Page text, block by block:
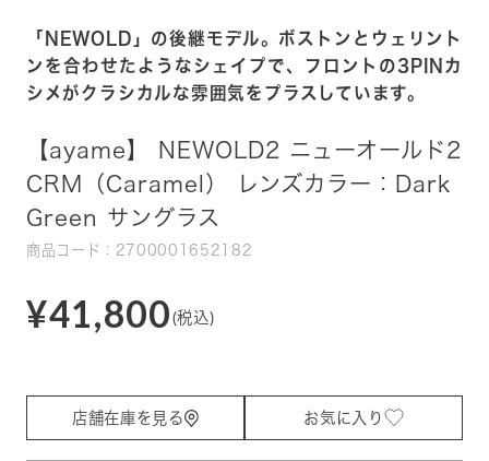
「NEWOLD」の後継モデル。ボストンとウェリント
ンを合わせたようなシェイプで、フロントの3PINカ
シメがクラシカルな雰囲気をプラスしています。
【ayame】 NEWOLD2 ニューオールド2
CRM（Caramel） レンズカラー：Dark
Green サングラス
商品コード：2700001652182
¥41,800 (税込)
店舗在庫を見る お気に入り